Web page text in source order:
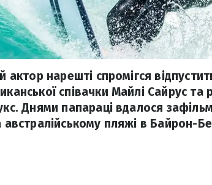
актор нарешті спромігся
співачки Майлі Сайрус
Днями папараці вдалося
австралійському пляжі в Байрон-